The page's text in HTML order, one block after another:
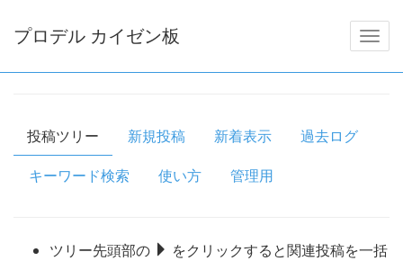
プロデル カイゼン板
投稿ツリー 新規投稿 新着表示
過去ログ
キーワード検索
使い方 管理用
ツリー先頭部の
をクリックすると関連投稿を一括